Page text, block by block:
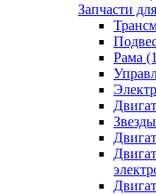
Запчасти
Рама